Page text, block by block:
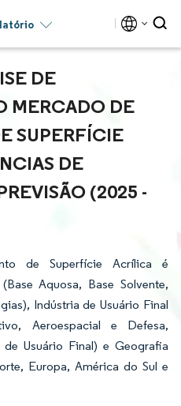
DE
MERCADO DE
SUPERFÍCIE
DE
(2025 -
de Superfície Acrílica é
Aquosa, Base Solvente,
Indústria de Usuário Final
Aeroespacial e Defesa,
Usuário Final) e Geografia
Europa, América do Sul e